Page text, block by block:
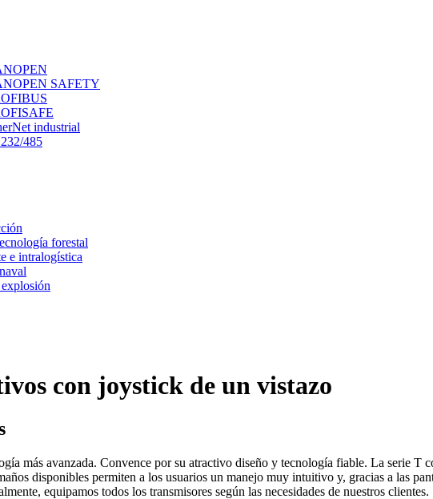
SAFETY
industrial
485
forestal
e intralogística
con joystick de un vistazo
más avanzada. Convence por su atractivo diseño y tecnología fiable. La serie T
disponibles permiten a los usuarios un manejo muy intuitivo y, gracias a las
equipamos todos los transmisores según las necesidades de nuestros clientes.